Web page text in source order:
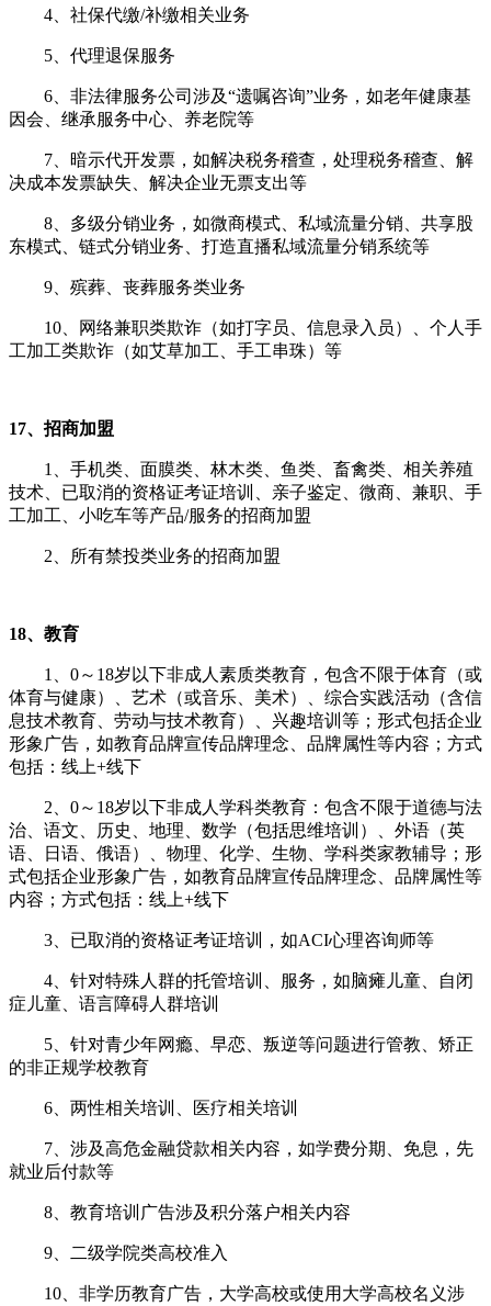
4、社保代缴/补缴相关业务
5、代理退保服务
6、非法律服务公司涉及“遗嘱咨询”业务，如老年健康基
因会、继承服务中心、养老院等
7、暗示代开发票，如解决税务稽查，处理税务稽查、解
决成本发票缺失、解决企业无票支出等
8、多级分销业务，如微商模式、私域流量分销、共享股
东模式、链式分销业务、打造直播私域流量分销系统等
9、殡葬、丧葬服务类业务
10、网络兼职类欺诈（如打字员、信息录入员）、个人手
工加工类欺诈（如艾草加工、手工串珠）等
17、招商加盟
1、手机类、面膜类、林木类、鱼类、畜禽类、相关养殖
技术、已取消的资格证考证培训、亲子鉴定、微商、兼职、手
工加工、小吃车等产品/服务的招商加盟
2、所有禁投类业务的招商加盟
18、教育
1、0～18岁以下非成人素质类教育，包含不限于体育（或
体育与健康）、艺术（或音乐、美术）、综合实践活动（含信
息技术教育、劳动与技术教育）、兴趣培训等；形式包括企业
形象广告，如教育品牌宣传品牌理念、品牌属性等内容；方式
包括：线上+线下
2、0～18岁以下非成人学科类教育：包含不限于道德与法
治、语文、历史、地理、数学（包括思维培训）、外语（英
语、日语、俄语）、物理、化学、生物、学科类家教辅导；形
式包括企业形象广告，如教育品牌宣传品牌理念、品牌属性等
内容；方式包括：线上+线下
3、 已取消的资格证考证培训，如ACI心理咨询师等
4、针对特殊人群的托管培训、服务，如脑瘫儿童、自闭
症儿童、语言障碍人群培训
5、针对青少年网瘾、早恋、叛逆等问题进行管教、矫正
的非正规学校教育
6、两性相关培训、医疗相关培训
7、 涉及高危金融贷款相关内容，如学费分期、免息，先
就业后付款等
8、教育培训广告涉及积分落户相关内容
9、二级学院类高校准入
10、非学历教育广告，大学高校或使用大学高校名义涉